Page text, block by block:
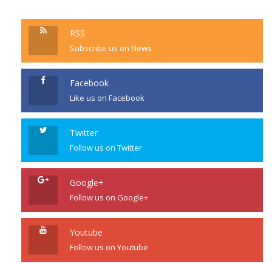
RSS
Subscribe us on News
Facebook
Like us on Facebook
Twitter
Follow us on Twitter
Google+
Follow us on Google+
Youtube
Follow us on Youtube